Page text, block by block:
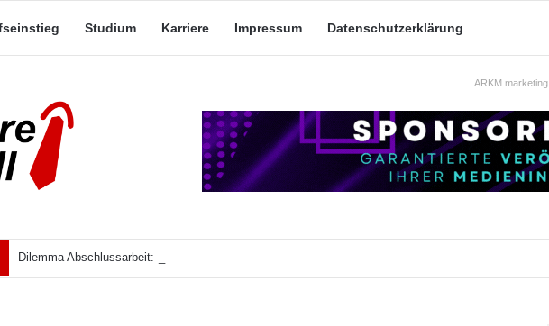
Studium Karriere Impressum Datenschutzerklärung
ARKM.marketing
Dilemma Abschlussarbeit: Was taugt die akademische Schützenhilfe?